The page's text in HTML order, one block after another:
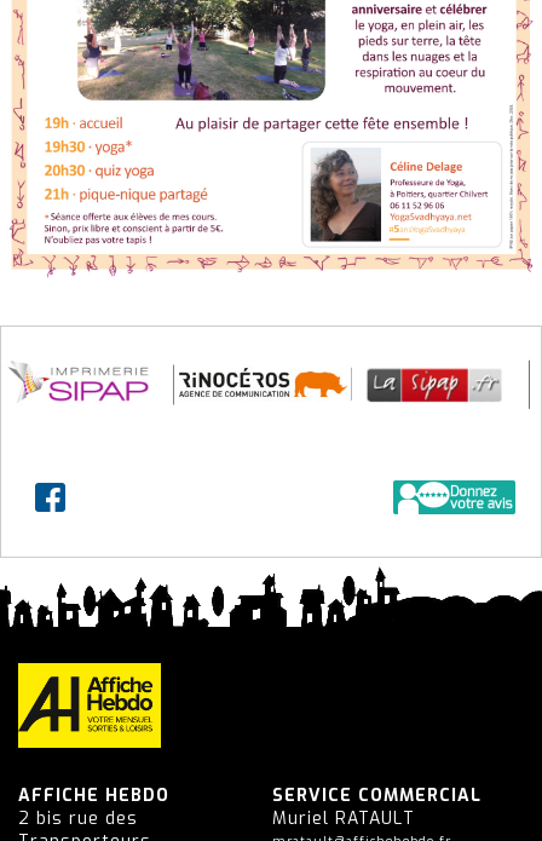
AFFICHE HEBDO
2 bis rue des
SERVICE COMMERCIAL
Muriel RATAULT